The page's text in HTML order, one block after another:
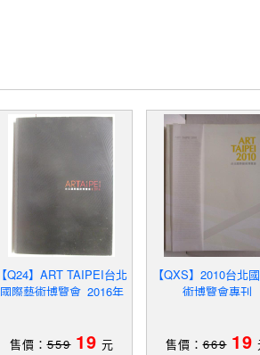
【Q24】ART TAIPEI台北
國際藝術博覽會_2016年
售價：559 19 元
【QXS】2010台北
術博覽會專刊
售價：669 19